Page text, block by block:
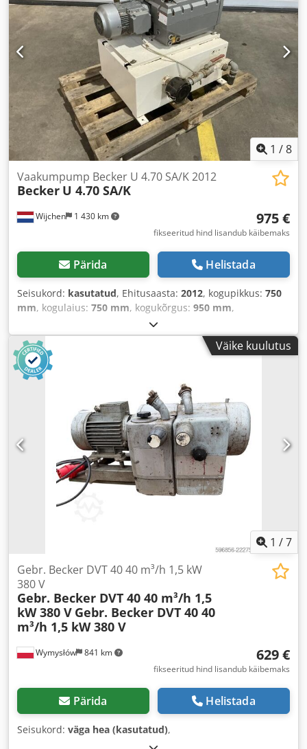
1 /8
Wijchen 1 430 km
Vaakumpump Becker U 4.70 SA/K 2012
Becker U 4.70 SA/K
975 €
fikseeritud hind lisandub käibemaks
Pärida Helistada
Seisukord: kasutatud, Ehitusaasta: 2012, kogupikkus: 750
mm, kogulaius: 750 mm, kogukõrgus: 950 mm,
Väike kuulutus
1 /7
Wymysłów 841 km
Gebr. Becker DVT 40 40 m³/h 1,5 kW
380 V
Gebr. Becker DVT 40 40 m³/h 1,5
kW 380 V Gebr. Becker DVT 40 40
m³/h 1,5 kW 380 V
629 €
fikseeritud hind lisandub käibemaks
Pärida Helistada
Seisukord: väga hea (kasutatud),